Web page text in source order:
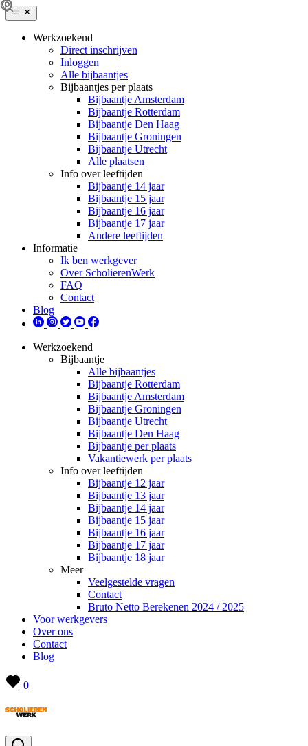
Werkzoekend
Direct inschrijven
Inloggen
Alle bijbaantjes
Bijbaantjes per plaats
Bijbaantje Amsterdam
Bijbaantje Rotterdam
Bijbaantje Den Haag
Bijbaantje Groningen
Bijbaantje Utrecht
Alle plaatsen
Info over leeftijden
Bijbaantje 14 jaar
Bijbaantje 15 jaar
Bijbaantje 16 jaar
Bijbaantje 17 jaar
Andere leeftijden
Informatie
Ik ben werkgever
Over ScholierenWerk
FAQ
Contact
Blog
Werkzoekend
Bijbaantje
Alle bijbaantjes
Bijbaantje Rotterdam
Bijbaantje Amsterdam
Bijbaantje Groningen
Bijbaantje Utrecht
Bijbaantje Den Haag
Bijbaantje per plaats
Vakantiewerk per plaats
Info over leeftijden
Bijbaantje 12 jaar
Bijbaantje 13 jaar
Bijbaantje 14 jaar
Bijbaantje 15 jaar
Bijbaantje 16 jaar
Bijbaantje 17 jaar
Bijbaantje 18 jaar
Meer
Veelgestelde vragen
Contact
Bruto Netto Berekenen 2024 / 2025
Voor werkgevers
Over ons
Contact
Blog
0